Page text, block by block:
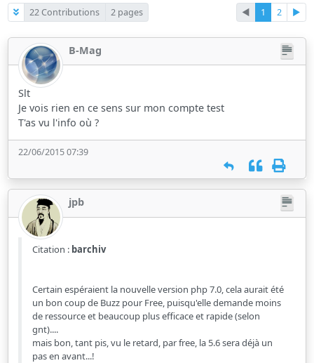
22 Contributions 2 pages ◄ 1 2 ►
B-Mag
Slt
Je vois rien en ce sens sur mon compte test
T'as vu l'info où ?
22/06/2015 07:39
jpb
Citation : barchiv
Certain espéraient la nouvelle version php 7.0, cela aurait été
un bon coup de Buzz pour Free, puisqu'elle demande moins
de ressource et beaucoup plus efficace et rapide (selon
gnt)....
mais bon, tant pis, vu le retard, par free, la 5.6 sera déjà un
pas en avant...!